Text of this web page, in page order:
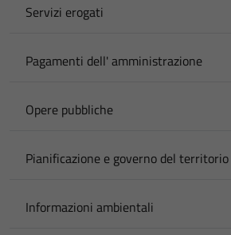
Servizi erogati
Pagamenti dell' amministrazione
Opere pubbliche
Pianificazione e governo del territorio
Informazioni ambientali